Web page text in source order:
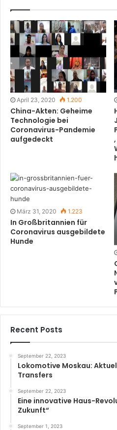
April 23, 2020 1.200
China-Akten: Geheime
Technologie bei
Coronavirus-Pandemie
aufgedeckt
März 31, 2020 1.223
In Großbritannien für
Coronavirus ausgebildete
Hunde
Recent Posts
September 22, 2023
Lokomotive Moskau:
Transfers
September 22, 2023
Eine innovative Haus-
Zukunft“
September 1, 2023